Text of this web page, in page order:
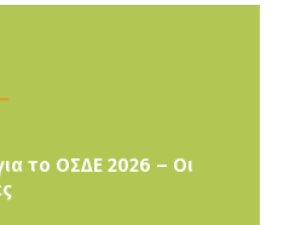
το ΟΣΔΕ 2026 – Οι